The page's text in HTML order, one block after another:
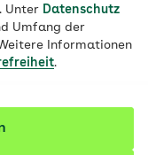
Unter Datenschutz
Umfang der
Informationen
.